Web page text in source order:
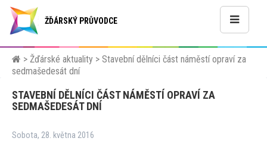
ŽĎÁRSKÝ PRŮVODCE
> Žďárské aktuality > Stavební dělníci část náměstí opraví za
sedmašedesát dní
STAVEBNÍ DĚLNÍCI ČÁST NÁMĚSTÍ OPRAVÍ ZA
SEDMAŠEDESÁT DNÍ
Sobota, 28. května 2016